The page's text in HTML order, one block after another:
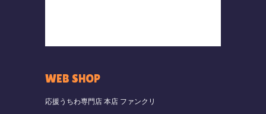
WEB SHOP
応援うちわ専門店 本店 ファンクリ